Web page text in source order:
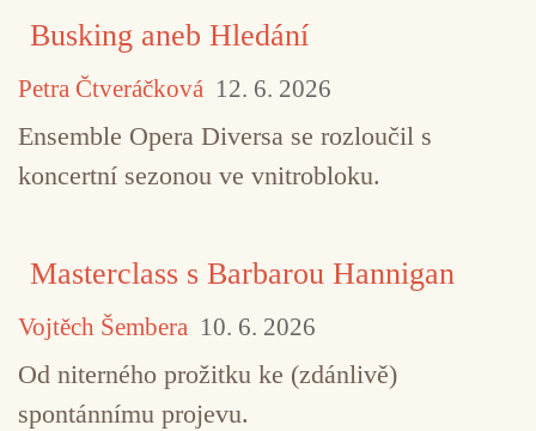
Busking aneb Hledání
Petra Čtveráčková 12. 6. 2026
Ensemble Opera Diversa se rozloučil s
koncertní sezonou ve vnitrobloku.
Masterclass s Barbarou Hannigan
Vojtěch Šembera 10. 6. 2026
Od niterného prožitku ke (zdánlivě)
spontánnímu projevu.